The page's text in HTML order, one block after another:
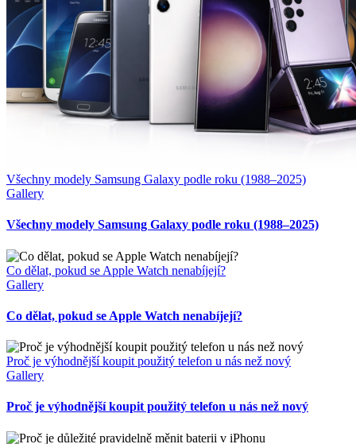
Všechny modely Samsung Galaxy podle roku (1988–2025)
Gallery
Všechny modely Samsung Galaxy podle roku (1988–2025)
Co dělat, pokud se Apple Watch nenabíjejí?
Gallery
Co dělat, pokud se Apple Watch nenabíjejí?
Proč je výhodnější koupit použitý telefon u nás než nový
Gallery
Proč je výhodnější koupit použitý telefon u nás než nový